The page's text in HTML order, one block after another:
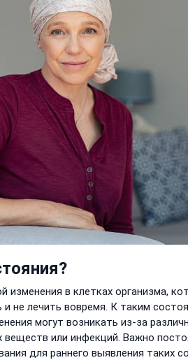
в клетках организма,
не лечить вовремя. К таким
могут возникать из-за
веществ или инфекций. Важно
для раннего выявления таких